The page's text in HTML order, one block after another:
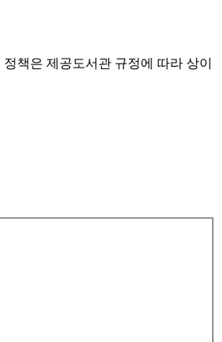
책은 제공도서관 규정에 따라 상이